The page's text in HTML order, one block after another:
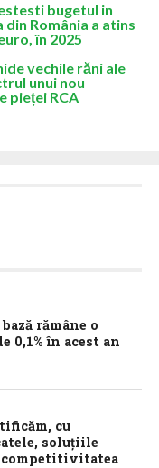
bugetul in
din România a atins
în 2025
vechile răni ale
unui nou
pieței RCA
rămâne o
0,1% în acest an
cu
soluțiile
competitivitatea